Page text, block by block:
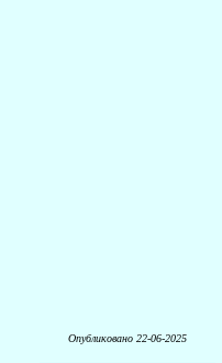
Опубликовано 22-06-2025